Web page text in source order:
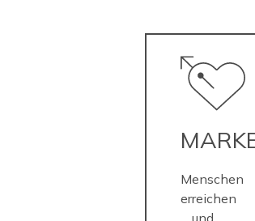
Menschen
erreichen